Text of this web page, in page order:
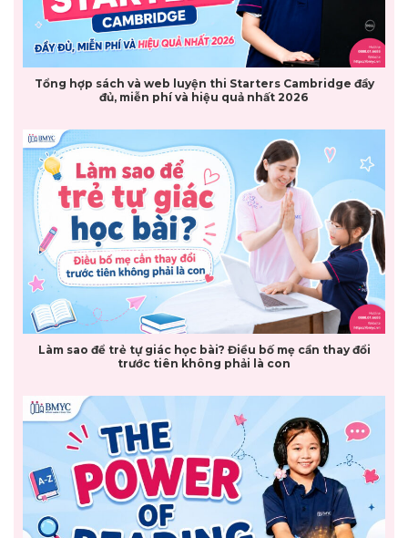
Tổng hợp sách và web luyện thi Starters Cambridge đầy
đủ, miễn phí và hiệu quả nhất 2026
Làm sao để trẻ tự giác học bài? Điều bố mẹ cần thay đổi
trước tiên không phải là con